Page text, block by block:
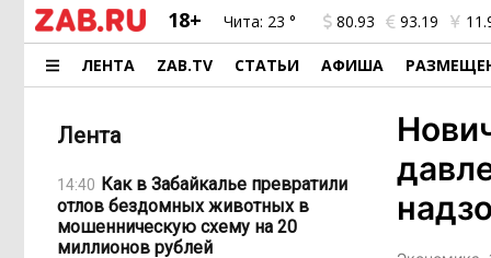
18+ Чита: 23 ° 80.93 93.19
ЛЕНТА ZAB.TV СТАТЬИ АФИША
Лента
14:40 Как в Забайкалье превратили
отлов бездомных животных в
мошенническую схему на 20
миллионов рублей